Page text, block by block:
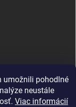
umožnili pohodlné
neustále
Viac informácií